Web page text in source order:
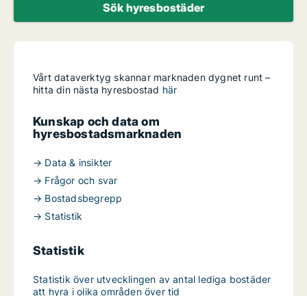
Sök hyresbostäder
Vårt dataverktyg skannar marknaden dygnet runt –
hitta din nästa hyresbostad här
Kunskap och data om
hyresbostadsmarknaden
→ Data & insikter
→ Frågor och svar
→ Bostadsbegrepp
→ Statistik
Statistik
Statistik över utvecklingen av antal lediga bostäder
att hyra i olika områden över tid